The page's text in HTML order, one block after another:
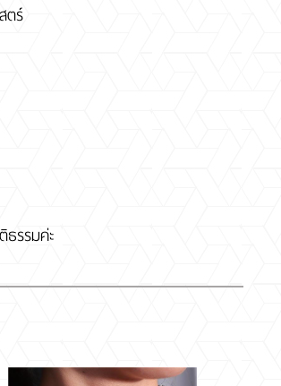
ตร์
ธรรมค่ะ